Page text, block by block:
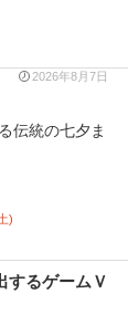
2026年8月7日
伝統の七夕ま
)
するゲームＶ